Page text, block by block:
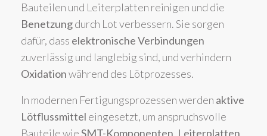
Bauteilen und Leiterplatten reinigen und die
Benetzungdurch Lot verbessern. Sie sorgen
dafür, dass elektronische Verbindungen
zuverlässig und langlebig sind, und verhindern
Oxidationwährend des Lötprozesses.
In modernen Fertigungsprozessen werden aktive
Lötflussmittel eingesetzt, um anspruchsvolle
Bauteile wieSMT-Komponenten, Leiterplatten